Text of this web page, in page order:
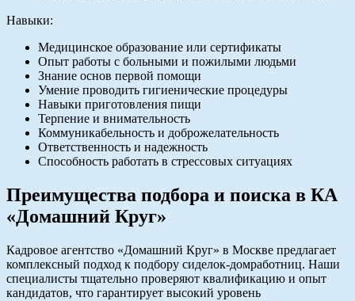
Навыки:
Медицинское образование или сертификаты
Опыт работы с больными и пожилыми людьми
Знание основ первой помощи
Умение проводить гигиенические процедуры
Навыки приготовления пищи
Терпение и внимательность
Коммуникабельность и доброжелательность
Ответственность и надежность
Способность работать в стрессовых ситуациях
Преимущества подбора и поиска в КА
«Домашний Круг»
Кадровое агентство «Домашний Круг» в Москве предлагает
комплексный подход к подбору сиделок-домработниц. Наши
специалисты тщательно проверяют квалификацию и опыт
кандидатов, что гарантирует высокий уровень